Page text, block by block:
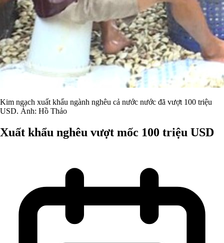
Kim ngạch xuất khẩu ngành nghêu cả nước nước đã vượt 100 triệu
USD. Ảnh: Hồ Thảo
Xuất khẩu nghêu vượt mốc 100 triệu USD